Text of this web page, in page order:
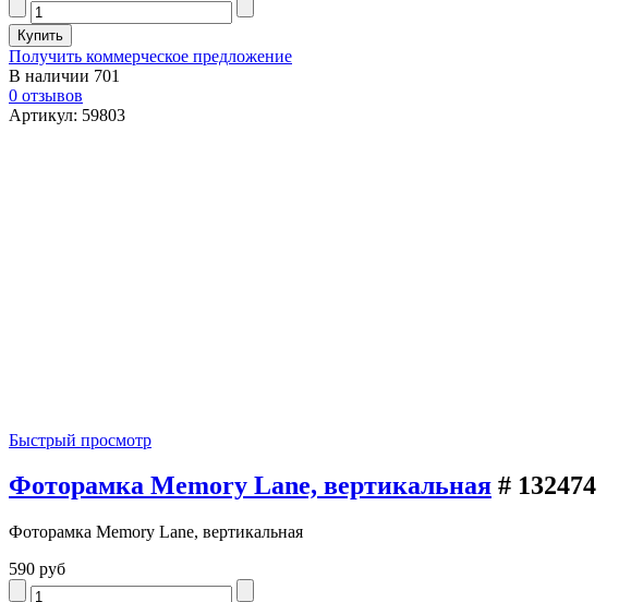
Получить коммерческое предложение
В наличии 701
0 отзывов
Артикул: 59803
Быстрый просмотр
Фоторамка Memory Lane, вертикальная # 132474
Фоторамка Memory Lane, вертикальная
590 руб